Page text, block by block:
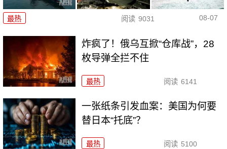
最热 阅读 9031 08-07
炸疯了！俄乌互掀“仓库战”，28
枚导弹全拦不住
最热 阅读 6141
一张纸条引发血案：美国为何要
替日本“托底”？
最热 阅读 5100